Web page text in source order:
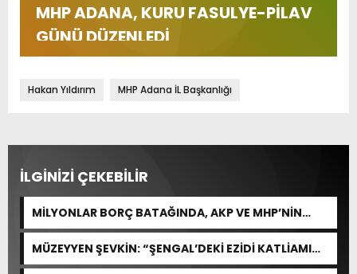
MHP ADANA, KURU FASULYE-PİLAV
GÜNÜ DÜZENLEDİ
Hakan Yıldırım MHP Adana İL Başkanlığı
İLGİNİZİ ÇEKEBİLİR
MİLYONLAR BORÇ BATAĞINDA, AKP VE MHP’NİN
CEVABI: “ARAŞTIRMAYALIM!”
MÜZEYYEN ŞEVKİN: “ŞENGAL’DEKİ EZİDİ KATLİAMI
İNSANLIĞIN ORTAK ACISIDIR”